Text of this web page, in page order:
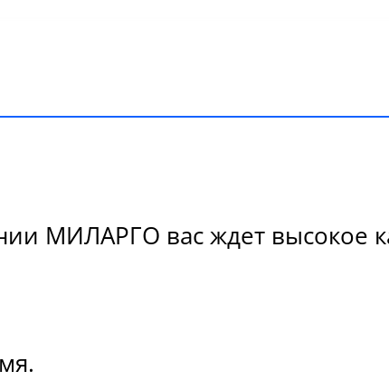
МИЛАРГО вас ждет высокое